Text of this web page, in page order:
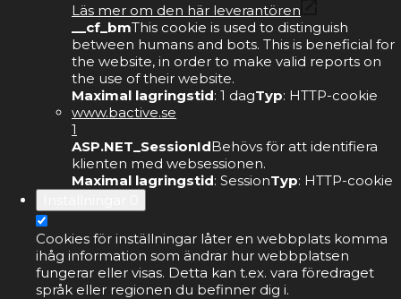
Läs mer om den här leverantören
__cf_bmThis cookie is used to distinguish
between humans and bots. This is beneficial for
the website, in order to make valid reports on
the use of their website.
Maximal lagringstid: 1 dagTyp: HTTP-cookie
www.bactive.se
1
ASP.NET_SessionIdBehövs för att identifiera
klienten med websessionen.
Maximal lagringstid: SessionTyp: HTTP-cookie
Cookies för inställningar låter en webbplats komma
ihåg information som ändrar hur webbplatsen
fungerar eller visas. Detta kan t.ex. vara föredraget
språk eller regionen du befinner dig i.